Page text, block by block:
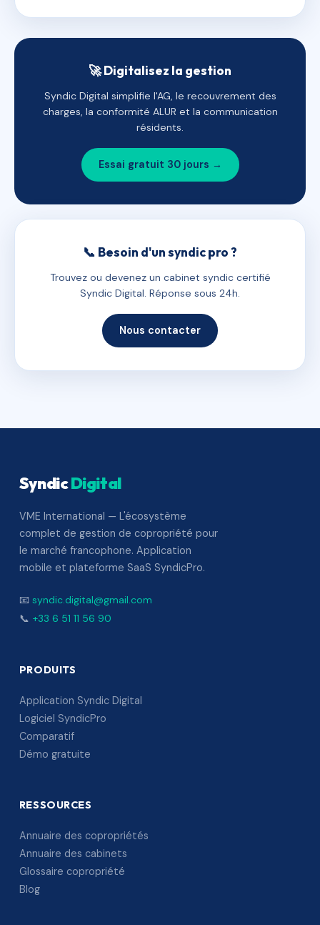
🚀 Digitalisez la gestion
Syndic Digital simplifie l'AG, le recouvrement des
charges, la conformité ALUR et la communication
résidents.
Essai gratuit 30 jours →
📞 Besoin d'un syndic pro ?
Trouvez ou devenez un cabinet syndic certifié
Syndic Digital. Réponse sous 24h.
Nous contacter
SyndicDigital
VME International — L'écosystème
complet de gestion de copropriété pour
le marché francophone. Application
mobile et plateforme SaaS SyndicPro.
📧 syndic.digital@gmail.com
📞 +33 6 51 11 56 90
PRODUITS
Application Syndic Digital
Logiciel SyndicPro
Comparatif
Démo gratuite
RESSOURCES
Annuaire des copropriétés
Annuaire des cabinets
Glossaire copropriété
Blog